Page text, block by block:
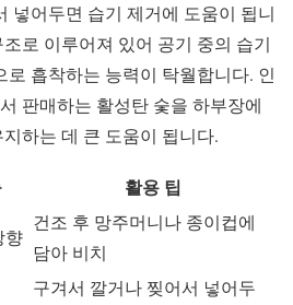
넣어두면 습기 제거에 도움이 됩니
로 이루어져 있어 공기 중의 습기
로 흡착하는 능력이 탁월합니다. 인
판매하는 활성탄 숯을 하부장에
하는 데 큰 도움이 됩니다.
활용 팁
향
건조 후 망주머니나 종이컵에
담아 비치
구겨서 깔거나 찢어서 넣어두